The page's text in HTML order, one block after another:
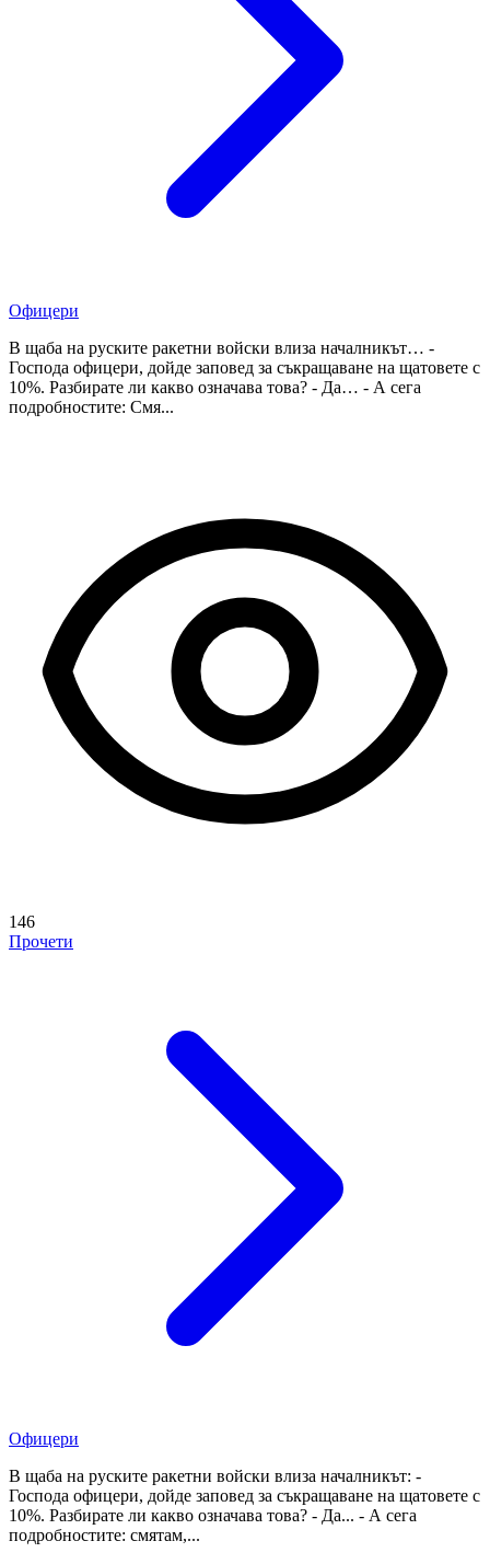
Офицери
В щаба на руските ракетни войски влиза началникът… -
Господа офицери, дойде заповед за съкращаване на щатовете с
10%. Разбирате ли какво означава това? - Да… - А сега
подробностите: Смя...
146
Прочети
Офицери
В щаба на руските ракетни войски влиза началникът: -
Господа офицери, дойде заповед за съкращаване на щатовете с
10%. Разбирате ли какво означава това? - Да... - А сега
подробностите: смятам,...